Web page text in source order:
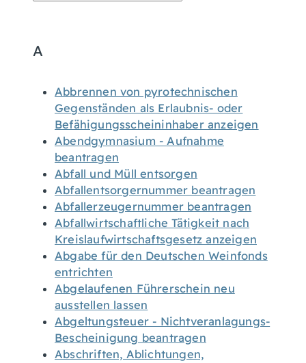
A
Abbrennen von pyrotechnischen
Gegenständen als Erlaubnis- oder
Befähigungsscheininhaber anzeigen
Abendgymnasium - Aufnahme
beantragen
Abfall und Müll entsorgen
Abfallentsorgernummer beantragen
Abfallerzeugernummer beantragen
Abfallwirtschaftliche Tätigkeit nach
Kreislaufwirtschaftsgesetz anzeigen
Abgabe für den Deutschen Weinfonds
entrichten
Abgelaufenen Führerschein neu
ausstellen lassen
Abgeltungsteuer - Nichtveranlagungs-
Bescheinigung beantragen
Abschriften, Ablichtungen,